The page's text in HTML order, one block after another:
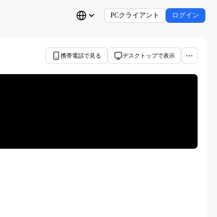
PCクライアント ログイン
携帯電話で見る デスクトップで表示